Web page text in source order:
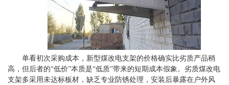
单看初次采购成本，新型煤改电支架的价格确实比劣质产品稍
高，但后者的“低价”本质是“低质”带来的短期成本假象。劣质煤改电
支架多采用未达标板材，缺乏专业防锈处理，安装后暴露在户外风